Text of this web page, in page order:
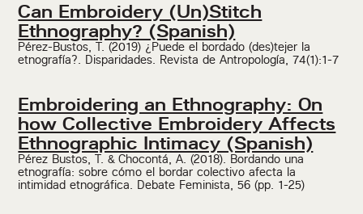
Can Embroidery (Un)Stitch
Ethnography? (Spanish)
Pérez-Bustos, T. (2019) ¿Puede el bordado (des)tejer la
etnografía?. Disparidades. Revista de Antropología, 74(1):1-7
Embroidering an Ethnography: On
how Collective Embroidery Affects
Ethnographic Intimacy (Spanish)
Pérez Bustos, T. & Chocontá, A. (2018). Bordando una
etnografía: sobre cómo el bordar colectivo afecta la
intimidad etnográfica. Debate Feminista, 56 (pp. 1-25)